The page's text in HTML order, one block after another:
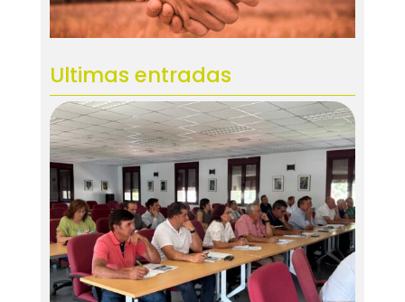
Ultimas entradas